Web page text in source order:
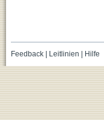
Feedback| Leitlinien Hilfe